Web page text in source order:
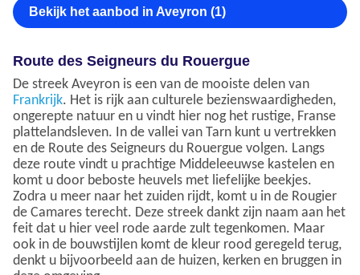
Bekijk het aanbod in Aveyron (1)
Route des Seigneurs du Rouergue
De streek Aveyron is een van de mooiste delen van
Frankrijk. Het is rijk aan culturele bezienswaardigheden,
ongerepte natuur en u vindt hier nog het rustige, Franse
plattelandsleven. In de vallei van Tarn kunt u vertrekken
en de Route des Seigneurs du Rouergue volgen. Langs
deze route vindt u prachtige Middeleeuwse kastelen en
komt u door beboste heuvels met liefelijke beekjes.
Zodra u meer naar het zuiden rijdt, komt u in de Rougier
de Camares terecht. Deze streek dankt zijn naam aan het
feit dat u hier veel rode aarde zult tegenkomen. Maar
ook in de bouwstijlen komt de kleur rood geregeld terug,
denkt u bijvoorbeeld aan de huizen, kerken en bruggen in